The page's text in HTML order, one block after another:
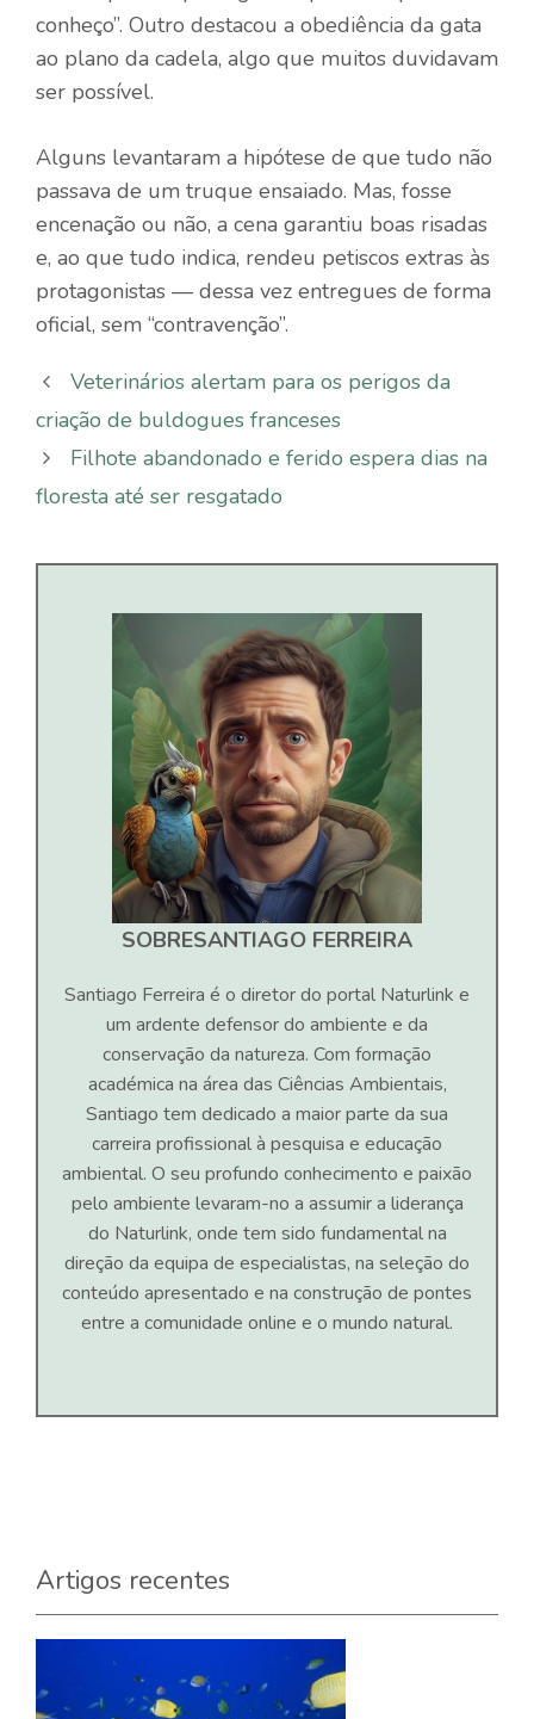
conheço”. Outro destacou a obediência da gata
ao plano da cadela, algo que muitos duvidavam
ser possível.
Alguns levantaram a hipótese de que tudo não
passava de um truque ensaiado. Mas, fosse
encenação ou não, a cena garantiu boas risadas
e, ao que tudo indica, rendeu petiscos extras às
protagonistas — dessa vez entregues de forma
oficial, sem “contravenção”.
Veterinários alertam para os perigos da
criação de buldogues franceses
Filhote abandonado e ferido espera dias na
floresta até ser resgatado
SOBRESANTIAGO FERREIRA
Santiago Ferreira é o diretor do portal Naturlink e
um ardente defensor do ambiente e da
conservação da natureza. Com formação
académica na área das Ciências Ambientais,
Santiago tem dedicado a maior parte da sua
carreira profissional à pesquisa e educação
ambiental. O seu profundo conhecimento e paixão
pelo ambiente levaram-no a assumir a liderança
do Naturlink, onde tem sido fundamental na
direção da equipa de especialistas, na seleção do
conteúdo apresentado e na construção de pontes
entre a comunidade online e o mundo natural.
Artigos recentes